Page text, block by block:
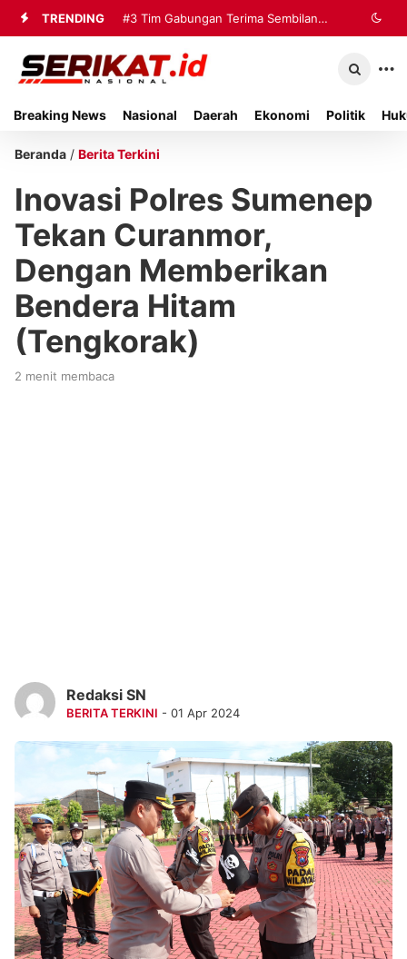
TRENDING #3 Tim Gabungan Terima Sembilan
Korban Evakuasi KM Mutiara Sentosa
Breaking News Nasional Daerah Ekonomi Politik
Beranda / Berita Terkini
Inovasi Polres Sumenep
Tekan Curanmor,
Dengan Memberikan
Bendera Hitam
(Tengkorak)
2 menit membaca
Redaksi SN
BERITA TERKINI - 01 Apr 2024